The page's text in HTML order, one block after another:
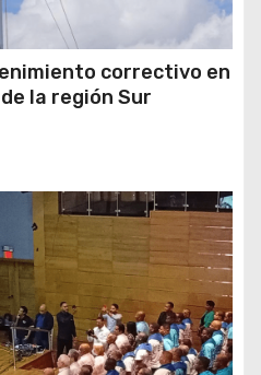
correctivo en
la región Sur